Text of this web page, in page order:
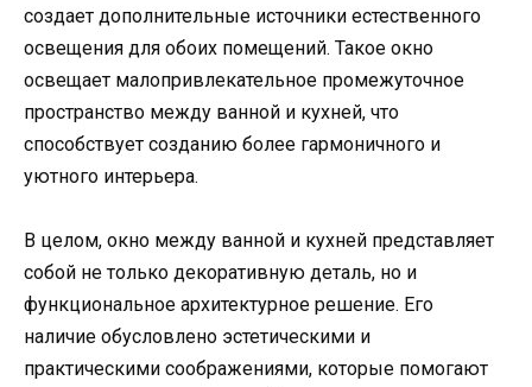
создает дополнительные источники естественного
освещения для обоих помещений. Такое окно
освещает малопривлекательное промежуточное
пространство между ванной и кухней, что
способствует созданию более гармоничного и
уютного интерьера.
В целом, окно между ванной и кухней представляет
собой не только декоративную деталь, но и
функциональное архитектурное решение. Его
наличие обусловлено эстетическими и
практическими соображениями, которые помогают